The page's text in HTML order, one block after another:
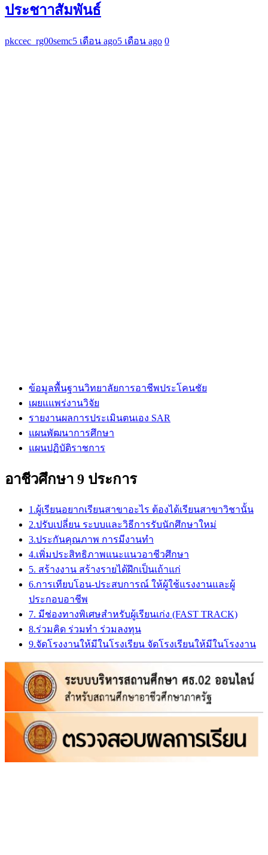
ประชาาสัมพันธ์
pkccec_rg00semc5 เดือน ago5 เดือน ago 0
ข้อมูลพื้นฐานวิทยาลัยการอาชีพประโคนชัย
เผยแแพร่งานวิจัย
รายงานผลการประเมินตนเอง SAR
แผนพัฒนาการศึกษา
แผนปฏิบัติราชการ
อาชีวศึกษา 9 ประการ
1.ผู้เรียนอยากเรียนสาขาอะไร ต้องได้เรียนสาขาวิชานั้น
2.ปรับเปลี่ยน ระบบและวิธีการรับนักศึกษาใหม่
3.ประกันคุณภาพ การมีงานทำ
4.เพิ่มประสิทธิภาพแนะแนวอาชีวศึกษา
5. สร้างงาน สร้างรายได้ฝึกเป็นเถ้าแก่
6.การเทียบโอน-ประสบการณ์ ให้ผู้ใช้แรงงานและผู้
ประกอบอาชีพ
7. มีช่องทางพิเศษสำหรับผู้เรียนเก่ง (FAST TRACK)
8.ร่วมคิด ร่วมทำ ร่วมลงทุน
9.จัดโรงงานให้มีในโรงเรียน จัดโรงเรียนให้มีในโรงงาน